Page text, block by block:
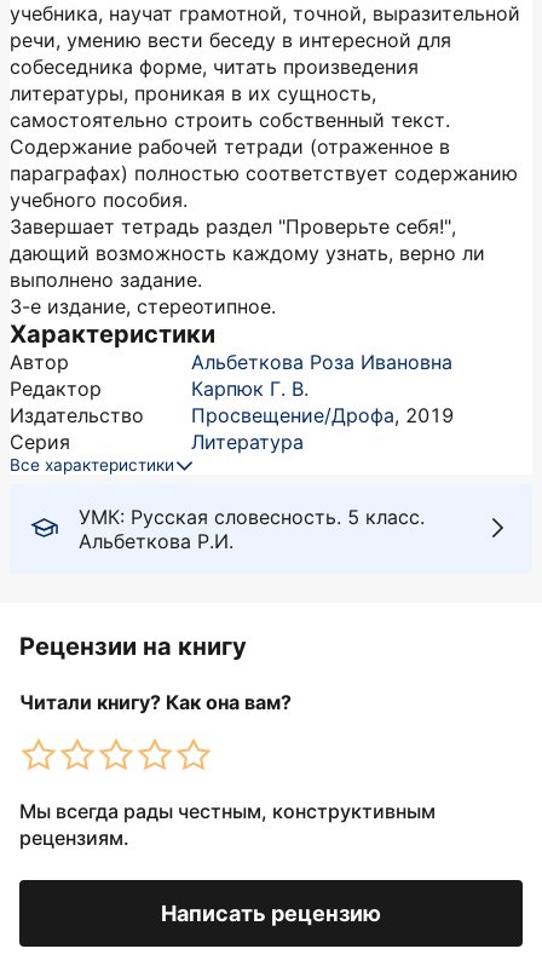
УМК: Русская словесность. 5 класс.
Альбеткова Р.И.
учебника, научат грамотной, точной, выразительной
речи, умению вести беседу в интересной для
собеседника форме, читать произведения
литературы, проникая в их сущность,
самостоятельно строить собственный текст.
Содержание рабочей тетради (отраженное в
параграфах) полностью соответствует содержанию
учебного пособия.
Завершает тетрадь раздел "Проверьте себя!",
дающий возможность каждому узнать, верно ли
выполнено задание.
3-е издание, стереотипное.
Характеристики
Автор
Альбеткова Роза Ивановна
Редактор
Карпюк Г. В.
Издательство
Просвещение/Дрофа, 2019
Серия
Литература
Все характеристики
Рецензии на книгу
Читали книгу? Как она вам?
Мы всегда рады честным, конструктивным
рецензиям.
Написать рецензию